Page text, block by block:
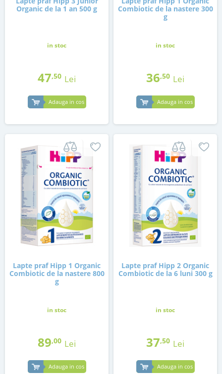
Organic de la 1 an 500 g
in stoc
47,50 Lei
Adauga in cos
Combiotic de la nastere 300
g
in stoc
36,50 Lei
Adauga in cos
Lapte praf Hipp 1 Organic
Combiotic de la nastere 800
g
in stoc
89,00 Lei
Adauga in cos
Lapte praf Hipp 2 Organic
Combiotic de la 6 luni 300 g
in stoc
37,50 Lei
Adauga in cos